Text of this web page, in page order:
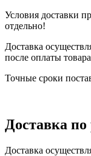
Условия доставки
отдельно!
Доставка
после оплаты
Точные сроки
Доставка
Доставка